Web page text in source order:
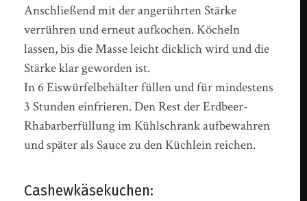
Anschließend mit der angerührten Stärke
verrühren und erneut aufkochen. Köcheln
lassen, bis die Masse leicht dicklich wird und die
Stärke klar geworden ist.
In 6 Eiswürfelbehälter füllen und für mindestens
3 Stunden einfrieren. Den Rest der Erdbeer-
Rhabarberfüllung im Kühlschrank aufbewahren
und später als Sauce zu den Küchlein reichen.
Cashewkäsekuchen: